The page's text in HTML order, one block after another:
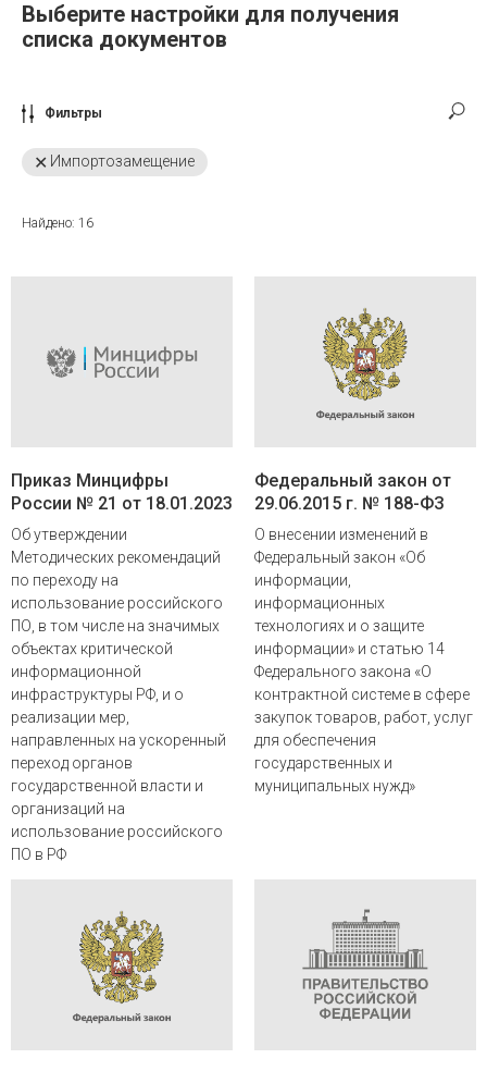
Выберите настройки для получения
списка документов
Фильтры
Импортозамещение
Найдено: 16
Приказ Минцифры
России № 21 от 18.01.2023
Об утверждении
Методических рекомендаций
по переходу на
использование российского
ПО, в том числе на значимых
объектах критической
информационной
инфраструктуры РФ, и о
реализации мер,
направленных на ускоренный
переход органов
государственной власти и
организаций на
использование российского
ПО в РФ
Федеральный закон от
29.06.2015 г. № 188-ФЗ
О внесении изменений в
Федеральный закон «Об
информации,
информационных
технологиях и о защите
информации» и статью 14
Федерального закона «О
контрактной системе в сфере
закупок товаров, работ, услуг
для обеспечения
государственных и
муниципальных нужд»